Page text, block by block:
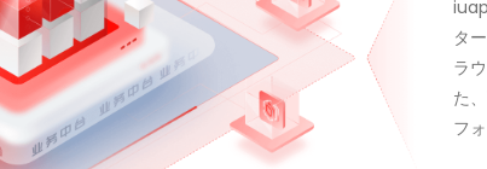
タ
ラ
た
フ